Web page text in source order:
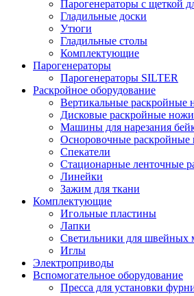
Парогенераторы с щеткой
Гладильные доски
Утюги
Гладильные столы
Комплектующие
Парогенераторы
Парогенераторы SILTER
Раскройное оборудование
Вертикальные раскройные
Дисковые раскройные ножи
Машины для нарезания
Осноровочные раскройные
Спекатели
Стационарные ленточные
Линейки
Зажим для ткани
Комплектующие
Игольные пластины
Лапки
Светильники для швейных
Иглы
Электроприводы
Вспомогательное оборудование
Пресса для установки